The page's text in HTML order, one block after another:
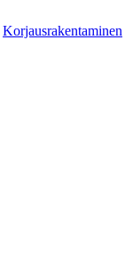
Korjausrakentaminen